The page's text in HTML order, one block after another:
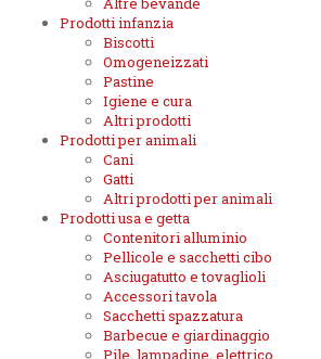
Prodotti infanzia
Biscotti
Omogeneizzati
Pastine
Igiene e cura
Altri prodotti
Prodotti per animali
Cani
Gatti
Altri prodotti per animali
Prodotti usa e getta
Contenitori alluminio
Pellicole e sacchetti cibo
Asciugatutto e tovaglioli
Accessori tavola
Sacchetti spazzatura
Barbecue e giardinaggio
Pile, lampadine, elettrico